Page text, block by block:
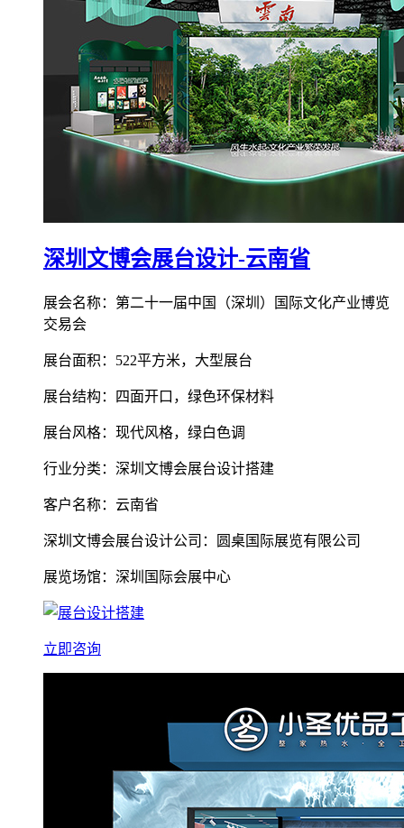
深圳文博会展台设计-云南省
展会名称：第二十一届中国（深圳）国际文化产业博览
交易会
展台面积：522平方米，大型展台
展台结构：四面开口，绿色环保材料
展台风格：现代风格，绿白色调
行业分类：深圳文博会展台设计搭建
客户名称：云南省
深圳文博会展台设计公司：圆桌国际展览有限公司
展览场馆：深圳国际会展中心
立即咨询